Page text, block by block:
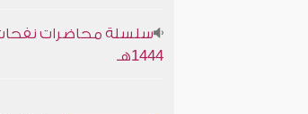
1444هـ